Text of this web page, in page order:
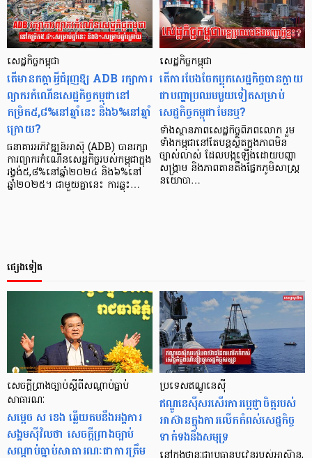
សេដ្ឋកិច្ចកម្ពុជា
តើមានកត្តាអ្វីជំរុញឱ្យ ADB រក្សាការ
ព្យាករកំណើនសេដ្ឋកិច្ចកម្ពុជានៅ
កម្រិត៥,៨%នៅឆ្នាំនេះ និង៦%នៅឆ្នាំ
ក្រោយ?
ធនាគារអភិវឌ្ឍន៍អាស៊ី (ADB) បានរក្សា
ការព្យាករកំណើនសេដ្ឋកិច្ចរបស់កម្ពុជាក្នុង
រង្វង់៥,៨%នៅឆ្នាំ២០២៤ និង៦%នៅ
ឆ្នាំ២០២៥។ ជាមួយគ្នានេះ ការឆ្លុះ…
សេដ្ឋកិច្ចកម្ពុជា
តើការបែងចែកប្លុកសេដ្ឋកិច្ចបានក្លាយ
ជាបញ្ហាប្រឈមមួយទៀតសម្រាប់
សេដ្ឋកិច្ចកម្ពុជាមែនឬ?
ទាំងស្ថានភាពសេដ្ឋកិច្ចពិភពលោក រួម
ទាំងកម្ពុជានៅតែបន្តស្ថិតក្នុងភាពមិន
ច្បាស់លាស់ ដែលបង្កឡើងដោយបញ្ហា
សង្គ្រាម និងភាពតានតឹងផ្នែកភូមិសាស្ត្រ
នយោបា…
ផ្សេងទៀត
សេចក្ដីព្រាងច្បាប់ស្ដីពី​សណ្ដាប់ធ្នាប់​
សាធារណៈ
សម្តេច ស ខេង ឆ្លើយតប​នឹង​អង្គការ​
សង្គមស៊ីវិល​ថា សេចក្តី​ព្រាងច្បាប់​
សណ្តាប់​ធ្នាប់​សាធារណៈ​ជា​ការត្រឹម
ប្រទេសឥណ្ឌូនេស៊ី
ឥណ្ឌូនេស៊ីសរសើរការប្ដេជ្ញាចិត្តរបស់
អាស៊ានក្នុងការលើកកំពស់សេដ្ឋកិច្ច
ទាក់ទងនឹងសមុទ្រ